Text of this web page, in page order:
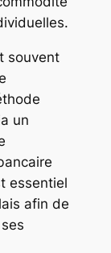
souvent
un
essentiel
afin de